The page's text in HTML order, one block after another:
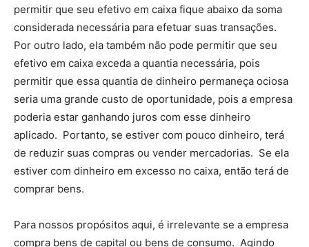
permitir que seu efetivo em caixa fique abaixo da soma
considerada necessária para efetuar suas transações.
Por outro lado, ela também não pode permitir que seu
efetivo em caixa exceda a quantia necessária, pois
permitir que essa quantia de dinheiro permaneça ociosa
seria uma grande custo de oportunidade, pois a empresa
poderia estar ganhando juros com esse dinheiro
aplicado. Portanto, se estiver com pouco dinheiro, terá
de reduzir suas compras ou vender mercadorias. Se ela
estiver com dinheiro em excesso no caixa, então terá de
comprar bens.
Para nossos propósitos aqui, é irrelevante se a empresa
compra bens de capital ou bens de consumo. Agindo